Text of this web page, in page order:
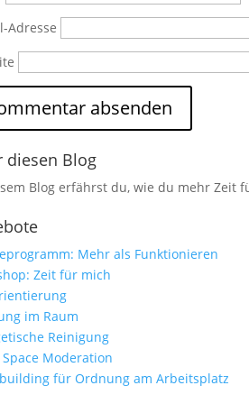
Adresse
diesen Blog
Blog erfährst du, wie du mehr Zeit
Mehr als Funktionieren
Zeit für mich
im Raum
Reinigung
Moderation
für Ordnung am Arbeitsplatz